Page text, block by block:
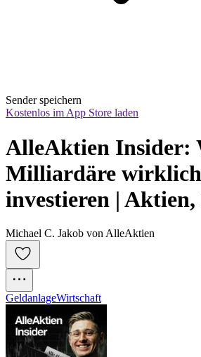
Sender speichern
Kostenlos im App Store laden
AlleAktien Insider:
Milliardäre wirklich
investieren | Aktien,
Geld, Finanzen
Michael C. Jakob von AlleAktien
GeldanlageWirtschaft